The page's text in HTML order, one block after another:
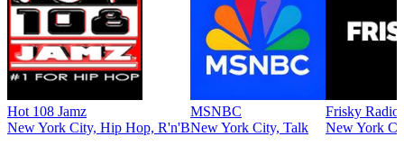
Hot 108 Jamz
New York City, Hip Hop, R'n'B
MSNBC
New York City, Talk
Frisky Radio
New York